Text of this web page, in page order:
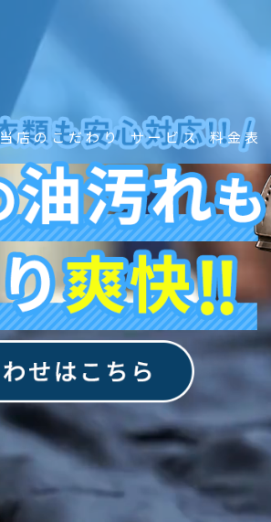
当店のこだわり サービス
作業着クリーニング
イベントユニフォー
料金表